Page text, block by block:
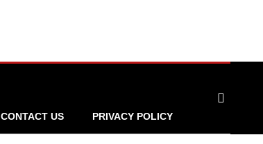
CONTACT US PRIVACY POLICY